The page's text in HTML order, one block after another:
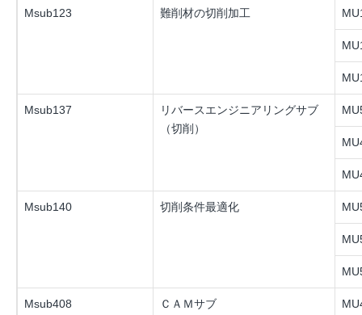
Msub123 難削材の切削加工
Msub137
リバースエンジニアリングサブ
（切削）
Msub140 切削条件最適化
Msub408 ＣＡＭサブ